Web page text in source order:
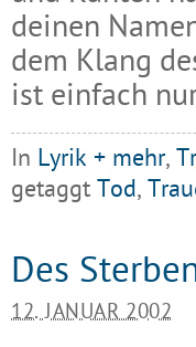
deinen
dem Klang
ist einfach
In Lyrik + mehr,
getaggt Tod,
Des
12. JANUAR 2002